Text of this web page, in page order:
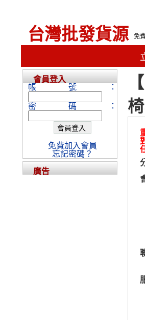
台灣批發貨源 免
會員登入
帳號：
密碼：
免費加入會員
忘記密碼？
廣告